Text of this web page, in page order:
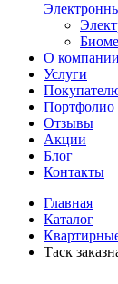
О компании
Услуги
Портфолио
Отзывы
Акции
Блог
Контакты
Главная
Каталог
Таск